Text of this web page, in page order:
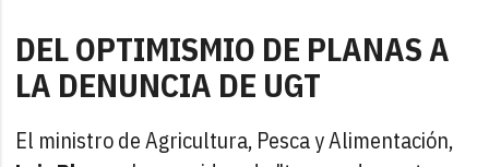
DEL OPTIMISMIO DE PLANAS A
LA DENUNCIA DE UGT
El ministro de Agricultura, Pesca y Alimentación,